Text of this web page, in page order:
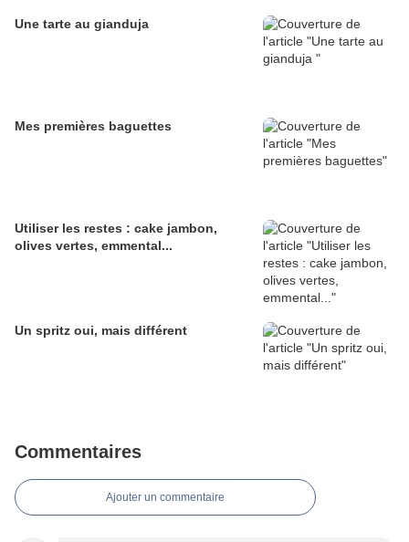
Une tarte au gianduja
Mes premières baguettes
Utiliser les restes : cake jambon,
olives vertes, emmental...
Un spritz oui, mais différent
Commentaires
Ajouter un commentaire